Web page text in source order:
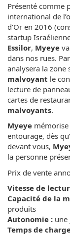
Présenté comme
international de
d’Or en 2016
startup
Essilor, Myeye
dans nos rues.
analysera la
malvoyant le
lecture de
cartes de
malvoyants.
Myeye
entourage, dès
devant vous,
la personne
Prix de vente
Vitesse de
Capacité de la
produits
Autonomie : une
Temps de